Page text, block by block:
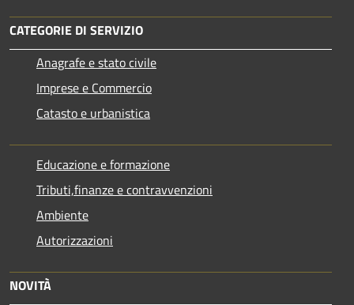
CATEGORIE DI SERVIZIO
Anagrafe e stato civile
Imprese e Commercio
Catasto e urbanistica
Educazione e formazione
Tributi,finanze e contravvenzioni
Ambiente
Autorizzazioni
NOVITÀ